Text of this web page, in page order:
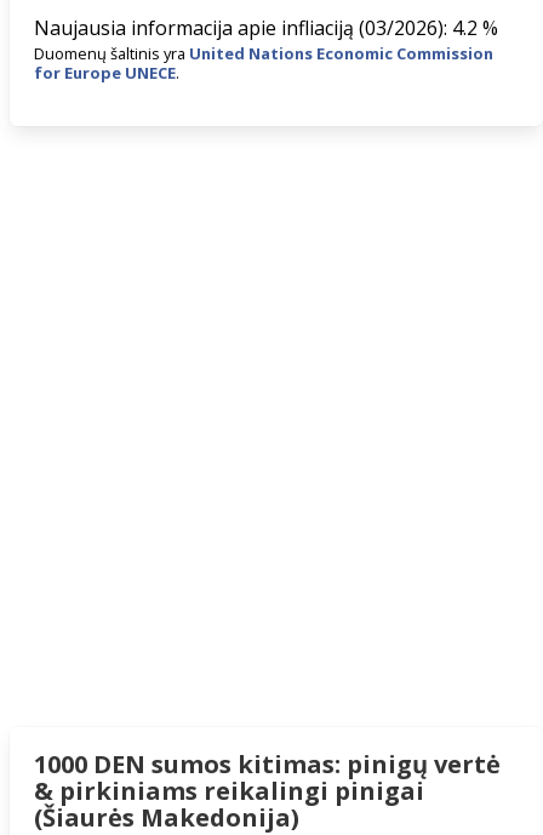
Naujausia informacija apie infliaciją (03/2026): 4.2 %
Duomenų šaltinis yra United Nations Economic Commission
for Europe UNECE.
1000 DEN sumos kitimas: pinigų vertė
& pirkiniams reikalingi pinigai
(Šiaurės Makedonija)